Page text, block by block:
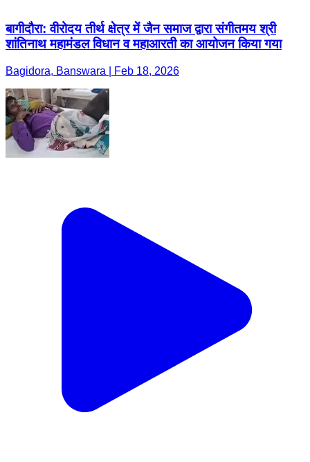
बागीदौरा: वीरोदय तीर्थ क्षेत्र में जैन समाज द्वारा संगीतमय श्री
शांतिनाथ महामंडल विधान व महाआरती का आयोजन किया गया
Bagidora, Banswara | Feb 18, 2026